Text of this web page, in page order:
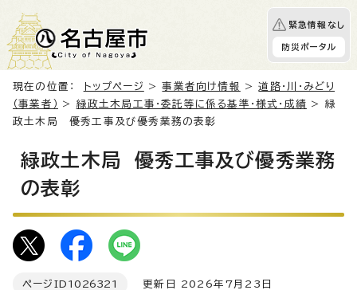
緊急情報なし
防災ポータル
現在の位置： トップページ >事業者向け情報 >道路・川・みどり
（事業者）
> 緑政土木局工事・委託等に係る基準・様式・成績 > 緑
政土木局 優秀工事及び優秀業務の表彰
緑政土木局 優秀工事及び優秀業務
の表彰
ページID 1026321 更新日 2026年7月23日